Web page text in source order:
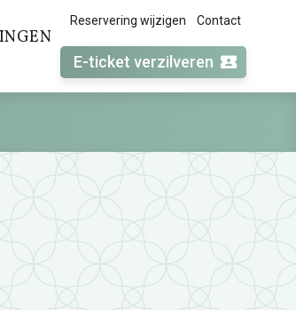
Reservering wijzigen Contact
E-ticket verzilveren